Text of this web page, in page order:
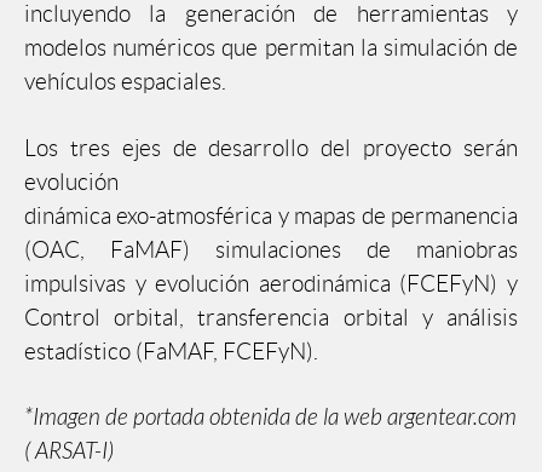
incluyendo la generación de herramientas y
modelos numéricos que permitan la simulación de
vehículos espaciales.
Los tres ejes de desarrollo del proyecto serán
evolución
dinámica exo-atmosférica y mapas de permanencia
(OAC, FaMAF) simulaciones de maniobras
impulsivas y evolución aerodinámica (FCEFyN) y
Control orbital, transferencia orbital y análisis
estadístico (FaMAF, FCEFyN).
*Imagen de portada obtenida de la web argentear.com
( ARSAT-I)